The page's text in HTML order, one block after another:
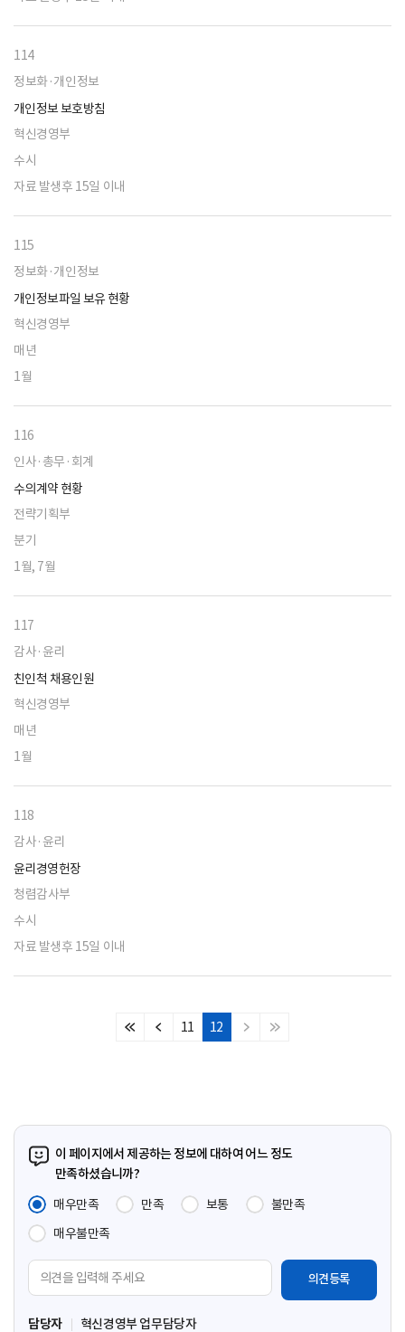
114
정보화·개인정보
개인정보 보호방침
혁신경영부
수시
자료 발생후 15일 이내
115
정보화·개인정보
개인정보파일 보유 현황
혁신경영부
매년
1월
116
인사·총무·회계
수의계약 현황
전략기획부
분기
1월, 7월
117
감사·윤리
친인척 채용인원
혁신경영부
매년
1월
118
감사·윤리
윤리경영헌장
청렴감사부
수시
자료 발생후 15일 이내
처
이
11 12
다
마
이 페이지에서 제공하는 정보에 대하여 어느 정도
만족하셨습니까?
매우만족
만족 보통
불만족
매우불만족
견
입
담당자 혁신경영부 업무담당자